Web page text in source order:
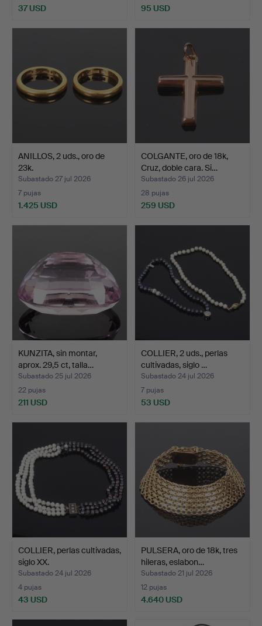
37 USD 95 USD
ANILLOS, 2 uds., oro de
23k.
Subastado 27 jul 2026
7 pujas
1.425 USD
COLGANTE, oro de 18k,
Cruz, doble cara. Si…
Subastado 26 jul 2026
28 pujas
259 USD
KUNZITA, sin montar,
aprox. 29,5 ct, talla…
Subastado 25 jul 2026
22 pujas
211 USD
COLLIER, 2 uds., perlas
cultivadas, siglo …
Subastado 24 jul 2026
7 pujas
53 USD
COLLIER, perlas cultivadas,
siglo XX.
Subastado 24 jul 2026
4 pujas
43 USD
PULSERA, oro de 18k, tres
hileras, eslabon…
Subastado 21 jul 2026
12 pujas
4.640 USD